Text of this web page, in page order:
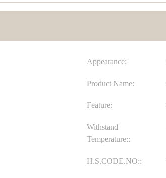
Appearance:
Product Name:
Feature:
Withstand
Temperature::
H.S.CODE.NO::